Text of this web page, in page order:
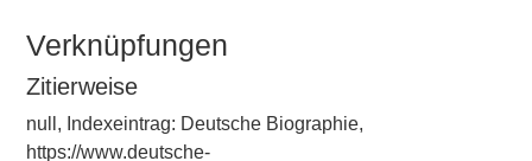
Verknüpfungen
Zitierweise
null, Indexeintrag: Deutsche Biographie,
https://www.deutsche-